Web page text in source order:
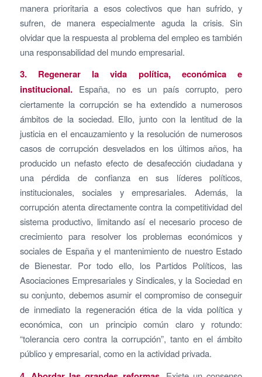
manera prioritaria a esos colectivos que han sufrido, y
sufren, de manera especialmente aguda la crisis. Sin
olvidar que la respuesta al problema del empleo es también
una responsabilidad del mundo empresarial.
3. Regenerar la vida política, económica e
institucional.España, no es un país corrupto, pero
ciertamente la corrupción se ha extendido a numerosos
ámbitos de la sociedad. Ello, junto con la lentitud de la
justicia en el encauzamiento y la resolución de numerosos
casos de corrupción desvelados en los últimos años, ha
producido un nefasto efecto de desafección ciudadana y
una pérdida de confianza en sus líderes políticos,
institucionales, sociales y empresariales. Además, la
corrupción atenta directamente contra la competitividad del
sistema productivo, limitando así el necesario proceso de
crecimiento para resolver los problemas económicos y
sociales de España y el mantenimiento de nuestro Estado
de Bienestar. Por todo ello, los Partidos Políticos, las
Asociaciones Empresariales y Sindicales, y la Sociedad en
su conjunto, debemos asumir el compromiso de conseguir
de inmediato la regeneración ética de la vida política y
económica, con un principio común claro y rotundo:
“tolerancia cero contra la corrupción”, tanto en el ámbito
público y empresarial, como en la actividad privada.